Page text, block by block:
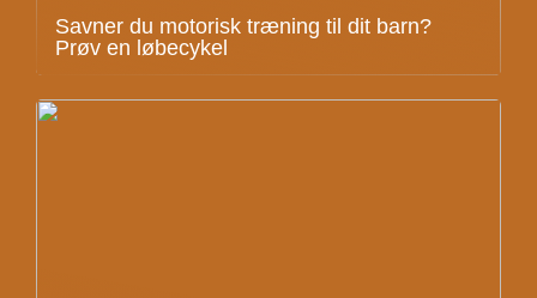
Savner du motorisk træning til dit barn?
Prøv en løbecykel